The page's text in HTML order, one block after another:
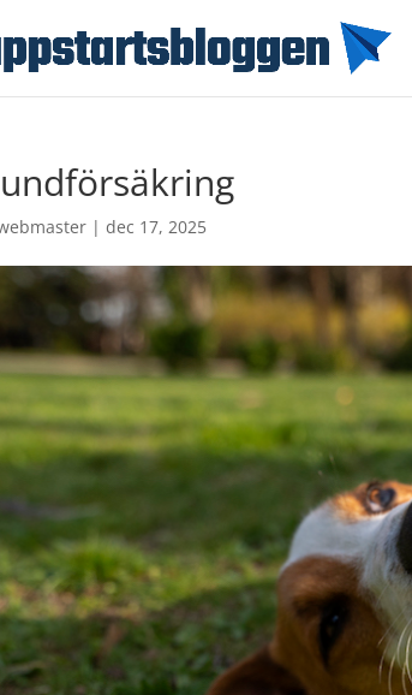
|dec 17, 2025